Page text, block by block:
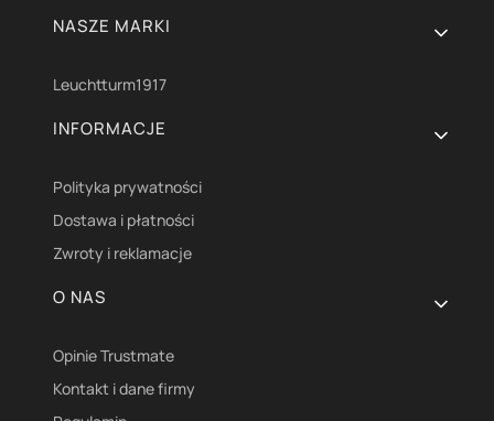
NASZE MARKI
Leuchtturm1917
INFORMACJE
Polityka prywatności
Dostawa i płatności
Zwroty i reklamacje
O NAS
Opinie Trustmate
Kontakt i dane firmy